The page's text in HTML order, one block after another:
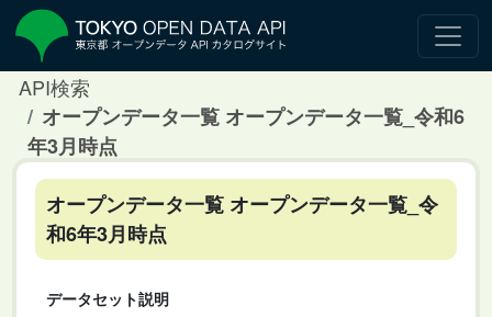
API検索
オープンデータ一覧 オープンデータ一覧_令和6
年3月時点
オープンデータ一覧 オープンデータ一覧_令
和6年3月時点
データセット説明